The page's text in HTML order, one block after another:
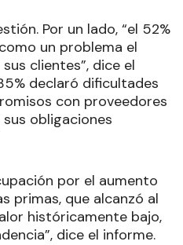
Por un lado, “el 52%
un problema el
clientes”, dice el
declaró dificultades
con proveedores
obligaciones
por el aumento
primas, que alcanzó al
históricamente bajo,
dice el informe.